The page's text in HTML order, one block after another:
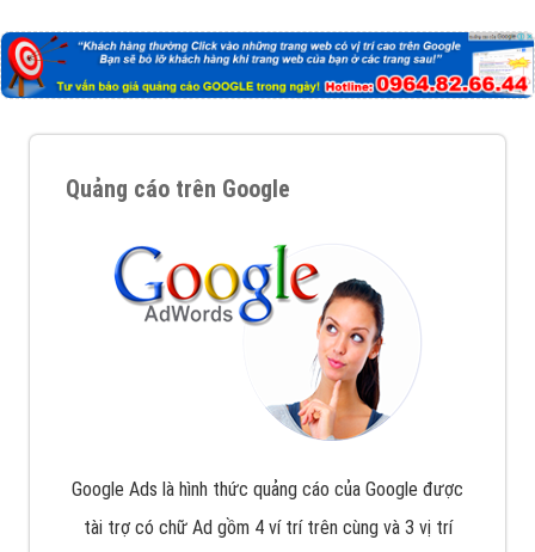
Quảng cáo trên Google
Google Ads là hình thức quảng cáo của Google được
tài trợ có chữ Ad gồm 4 ví trí trên cùng và 3 vị trí